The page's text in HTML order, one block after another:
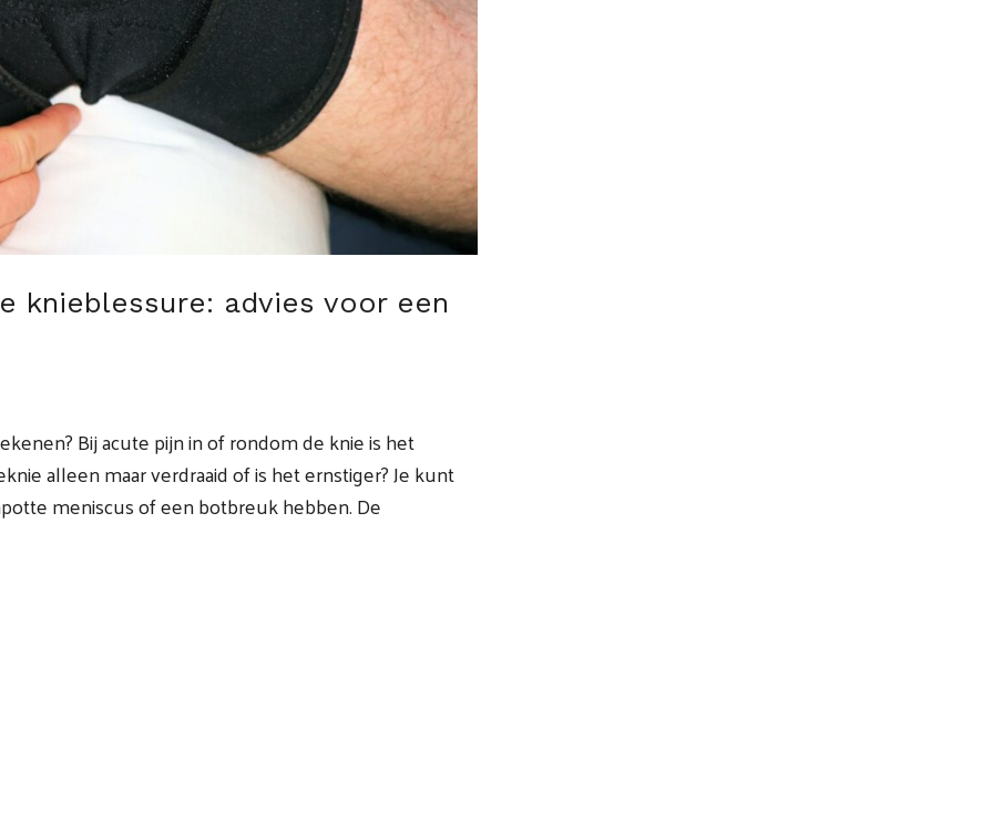
knieblessure: advies voor een
Bij acute pijn in of rondom de knie is het
alleen maar verdraaid of is het ernstiger? Je kunt
meniscus of een botbreuk hebben. De